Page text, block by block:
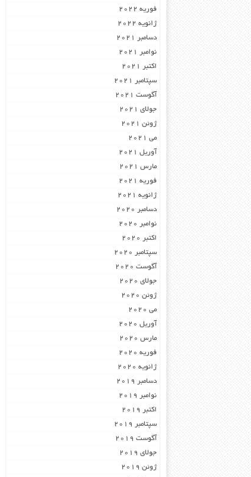
فوریه 2022
ژانویه 2022
دسامبر 2021
نوامبر 2021
اکتبر 2021
سپتامبر 2021
آگوست 2021
جولای 2021
ژوئن 2021
می 2021
آوریل 2021
مارس 2021
فوریه 2021
ژانویه 2021
دسامبر 2020
نوامبر 2020
اکتبر 2020
سپتامبر 2020
آگوست 2020
جولای 2020
ژوئن 2020
می 2020
آوریل 2020
مارس 2020
فوریه 2020
ژانویه 2020
دسامبر 2019
نوامبر 2019
اکتبر 2019
سپتامبر 2019
آگوست 2019
جولای 2019
ژوئن 2019